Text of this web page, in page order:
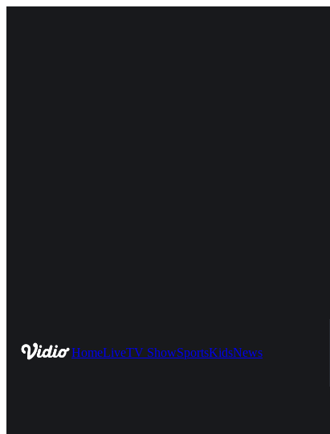
HomeLiveTV ShowSportsKidsNews